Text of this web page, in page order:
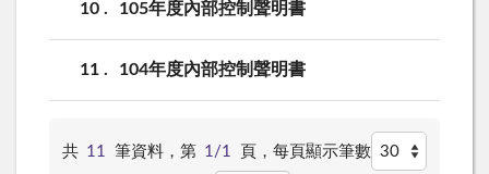
10 105年度內部控制聲明書
11 104年度內部控制聲明書
共 11 筆資料，第 1/1 頁， 每頁顯示筆數